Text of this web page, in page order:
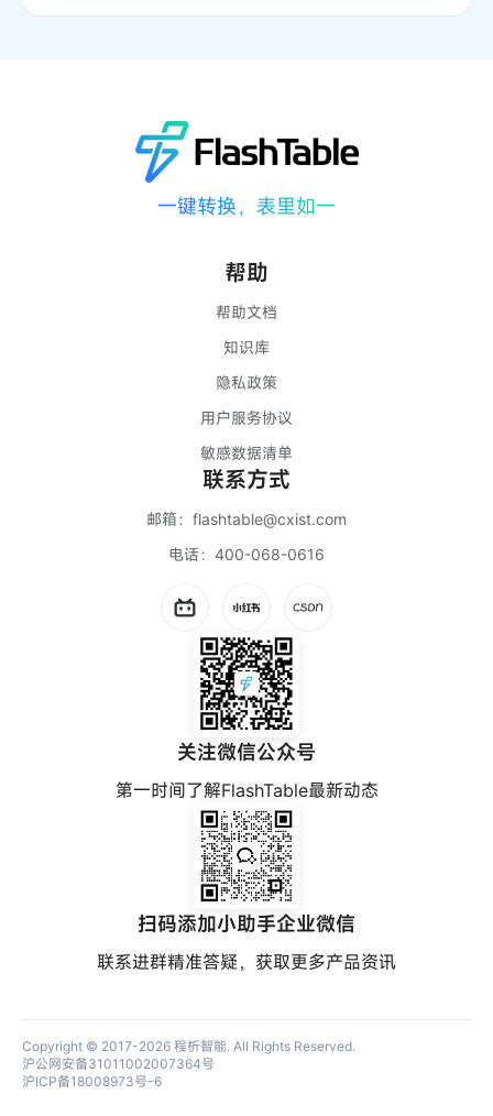
一键转换，表里如一
帮助
帮助文档
知识库
隐私政策
用户服务协议
敏感数据清单
联系方式
邮箱： flashtable@cxist.com
电话： 400-068-0616
关注微信公众号
第一时间了解FlashTable最新动态
扫码添加小助手企业微信
联系进群精准答疑，获取更多产品资讯
Copyright © 2017-2026 程析智能. All Rights Reserved.
沪公网安备31011002007364号
沪ICP备18008973号-6